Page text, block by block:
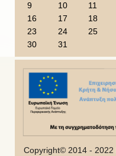
e
a
r
n
t
h
9
10 11
16
17 18
23
24 25
30
31
Copyright© 2014 - 2022